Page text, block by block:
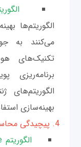
الگوریتم‌ها
می‌کنند به
تکنیک‌های
برنامه‌ریزی
الگوریتم‌های
بهینه‌سازی
4. پیچیدگی محاسباتی:
الگوریتم Brute Force